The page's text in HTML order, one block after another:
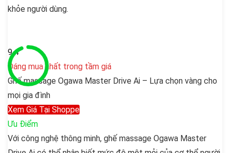
khỏe người dùng.
9.4
Đáng mua nhất trong tầm giá
Ghế massage Ogawa Master Drive Ai – Lựa chọn vàng cho
mọi gia đình
Xem Giá Tại Shoppe
Ưu Điểm
Với công nghệ thông minh, ghế massage Ogawa Master